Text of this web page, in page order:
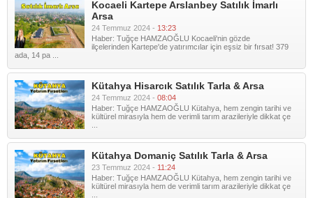
Kocaeli Kartepe Arslanbey Satılık İmarlı
Arsa
24 Temmuz 2024 - 13:23
Haber: Tuğçe HAMZAOĞLU Kocaeli'nin gözde
ilçelerinden Kartepe'de yatırımcılar için eşsiz bir fırsat! 379
ada, 14 pa ...
Kütahya Hisarcık Satılık Tarla & Arsa
24 Temmuz 2024 - 08:04
Haber: Tuğçe HAMZAOĞLU Kütahya, hem zengin tarihi ve
kültürel mirasıyla hem de verimli tarım arazileriyle dikkat çe
Kütahya Domaniç Satılık Tarla & Arsa
23 Temmuz 2024 - 11:24
Haber: Tuğçe HAMZAOĞLU Kütahya, hem zengin tarihi ve
kültürel mirasıyla hem de verimli tarım arazileriyle dikkat çe